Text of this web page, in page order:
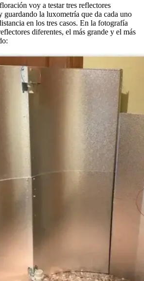
voy a testar tres reflectores
guardando la luxometría que da cada uno
en los tres casos. En la fotografía
diferentes, el más grande y el más